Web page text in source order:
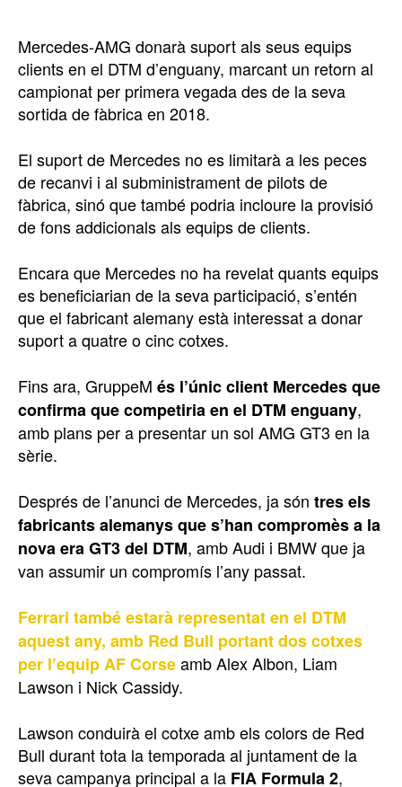
Mercedes-AMG donarà suport als seus equips
clients en el DTM d’enguany, marcant un retorn al
campionat per primera vegada des de la seva
sortida de fàbrica en 2018.
El suport de Mercedes no es limitarà a les peces
de recanvi i al subministrament de pilots de
fàbrica, sinó que també podria incloure la provisió
de fons addicionals als equips de clients.
Encara que Mercedes no ha revelat quants equips
es beneficiarian de la seva participació, s’entén
que el fabricant alemany està interessat a donar
suport a quatre o cinc cotxes.
Fins ara, GruppeM és l’únic client Mercedes que
confirma que competiria en el DTM enguany,
amb plans per a presentar un sol AMG GT3 en la
sèrie.
Després de l’anunci de Mercedes, ja són tres els
fabricants alemanys que s’han compromès a la
nova era GT3 del DTM, amb Audi i BMW que ja
van assumir un compromís l’any passat.
Ferrari també estarà representat en el DTM
aquest any, amb Red Bull portant dos cotxes
per l’equip AF Corseamb Alex Albon, Liam
Lawson i Nick Cassidy.
Lawson conduirà el cotxe amb els colors de Red
Bull durant tota la temporada al juntament de la
seva campanya principal a la FIA Formula 2,